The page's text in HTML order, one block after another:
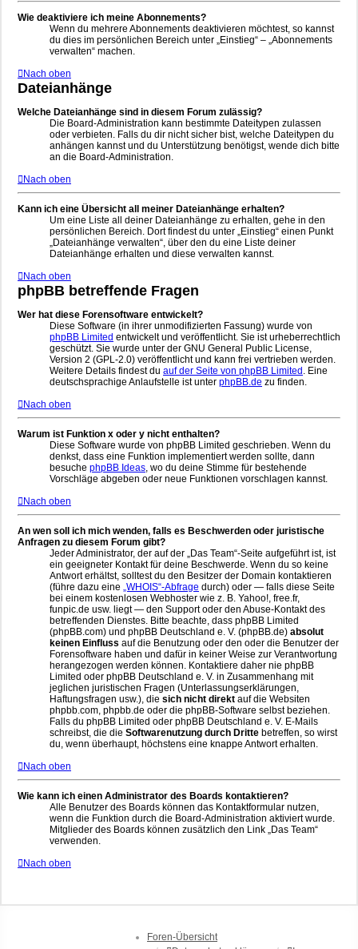
Wie deaktiviere ich meine Abonnements?
Wenn du mehrere Abonnements deaktivieren möchtest, so kannst
du dies im persönlichen Bereich unter „Einstieg“ – „Abonnements
verwalten“ machen.
Nach oben
Dateianhänge
Welche Dateianhänge sind in diesem Forum zulässig?
Die Board-Administration kann bestimmte Dateitypen zulassen
oder verbieten. Falls du dir nicht sicher bist, welche Dateitypen du
anhängen kannst und du Unterstützung benötigst, wende dich bitte
an die Board-Administration.
Nach oben
Kann ich eine Übersicht all meiner Dateianhänge erhalten?
Um eine Liste all deiner Dateianhänge zu erhalten, gehe in den
persönlichen Bereich. Dort findest du unter „Einstieg“ einen Punkt
„Dateianhänge verwalten“, über den du eine Liste deiner
Dateianhänge erhalten und diese verwalten kannst.
Nach oben
phpBB betreffende Fragen
Wer hat diese Forensoftware entwickelt?
Diese Software (in ihrer unmodifizierten Fassung) wurde von
phpBB Limited entwickelt und veröffentlicht. Sie ist urheberrechtlich
geschützt. Sie wurde unter der GNU General Public License,
Version 2 (GPL-2.0) veröffentlicht und kann frei vertrieben werden.
Weitere Details findest du auf der Seite von phpBB Limited . Eine
deutschsprachige Anlaufstelle ist unter phpBB.de zu finden.
Nach oben
Warum ist Funktion x oder y nicht enthalten?
Diese Software wurde von phpBB Limited geschrieben. Wenn du
denkst, dass eine Funktion implementiert werden sollte, dann
besuche phpBB Ideas, wo du deine Stimme für bestehende
Vorschläge abgeben oder neue Funktionen vorschlagen kannst.
Nach oben
An wen soll ich mich wenden, falls es Beschwerden oder juristische
Anfragen zu diesem Forum gibt?
Jeder Administrator, der auf der „Das Team“-Seite aufgeführt ist, ist
ein geeigneter Kontakt für deine Beschwerde. Wenn du so keine
Antwort erhältst, solltest du den Besitzer der Domain kontaktieren
(führe dazu eine „WHOIS“-Abfrage durch) oder — falls diese Seite
bei einem kostenlosen Webhoster wie z. B. Yahoo!, free.fr,
funpic.de usw. liegt — den Support oder den Abuse-Kontakt des
betreffenden Dienstes. Bitte beachte, dass phpBB Limited
(phpBB.com) und phpBB Deutschland e. V. (phpBB.de) absolut
keinen Einfluss auf die Benutzung oder den oder die Benutzer der
Forensoftware haben und dafür in keiner Weise zur Verantwortung
herangezogen werden können. Kontaktiere daher nie phpBB
Limited oder phpBB Deutschland e. V. in Zusammenhang mit
jeglichen juristischen Fragen (Unterlassungserklärungen,
Haftungsfragen usw.), die sich nicht direkt auf die Websiten
phpbb.com, phpbb.de oder die phpBB-Software selbst beziehen.
Falls du phpBB Limited oder phpBB Deutschland e. V. E-Mails
schreibst, die die Softwarenutzung durch Dritte betreffen, so wirst
du, wenn überhaupt, höchstens eine knappe Antwort erhalten.
Nach oben
Wie kann ich einen Administrator des Boards kontaktieren?
Alle Benutzer des Boards können das Kontaktformular nutzen,
wenn die Funktion durch die Board-Administration aktiviert wurde.
Mitglieder des Boards können zusätzlich den Link „Das Team“
verwenden.
Nach oben
Foren-Übersicht